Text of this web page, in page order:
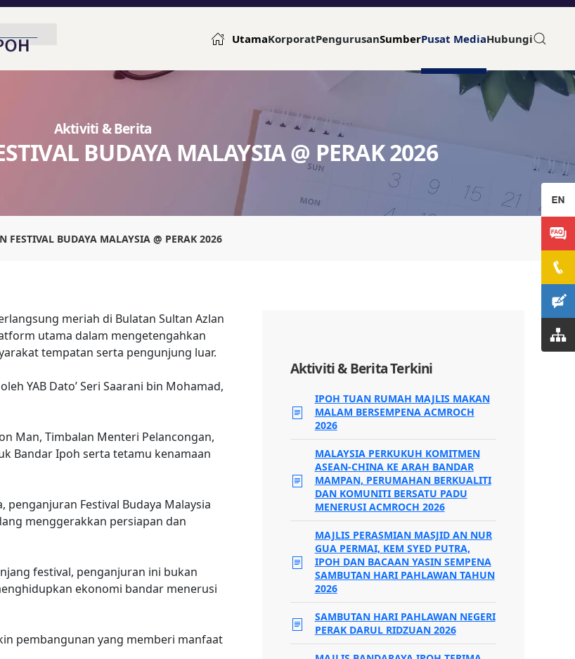
UtamaKorporatPengurusanSumberPusat MediaHubungi
Aktiviti & Berita
BUDAYA MALAYSIA @ PERAK 2026
FESTIVAL BUDAYA MALAYSIA @ PERAK 2026
meriah di Bulatan Sultan Azlan
utama dalam mengetengahkan
tempatan serta pengunjung luar.
YAB Dato’ Seri Saarani bin Mohamad,
Man, Timbalan Menteri Pelancongan,
Bandar Ipoh serta tetamu kenamaan
penganjuran Festival Budaya Malaysia
menggerakkan persiapan dan
festival, penganjuran ini bukan
ekonomi bandar menerusi
pembangunan yang memberi manfaat
Aktiviti & Berita Terkini
IPOH TUAN RUMAH MAJLIS MAKAN
MALAM BERSEMPENA ACMROCH
2026
MALAYSIA PERKUKUH KOMITMEN
ASEAN-CHINA KE ARAH BANDAR
MAMPAN, PERUMAHAN BERKUALITI
DAN KOMUNITI BERSATU PADU
MENERUSI ACMROCH 2026
MAJLIS PERASMIAN MASJID AN NUR
GUA PERMAI, KEM SYED PUTRA,
IPOH DAN BACAAN YASIN SEMPENA
SAMBUTAN HARI PAHLAWAN TAHUN
2026
SAMBUTAN HARI PAHLAWAN NEGERI
PERAK DARUL RIDZUAN 2026